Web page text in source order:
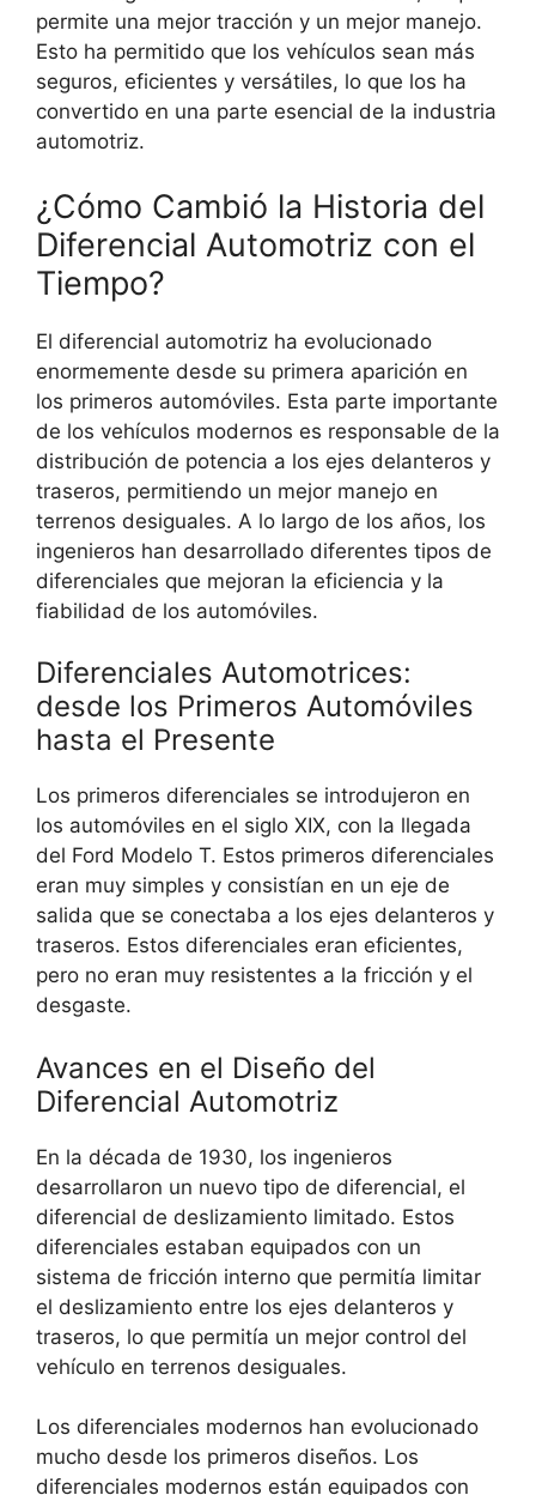
permite una mejor tracción y un mejor manejo.
Esto ha permitido que los vehículos sean más
seguros, eficientes y versátiles, lo que los ha
convertido en una parte esencial de la industria
automotriz.
¿Cómo Cambió la Historia del
Diferencial Automotriz con el
Tiempo?
El diferencial automotriz ha evolucionado
enormemente desde su primera aparición en
los primeros automóviles. Esta parte importante
de los vehículos modernos es responsable de la
distribución de potencia a los ejes delanteros y
traseros, permitiendo un mejor manejo en
terrenos desiguales. A lo largo de los años, los
ingenieros han desarrollado diferentes tipos de
diferenciales que mejoran la eficiencia y la
fiabilidad de los automóviles.
Diferenciales Automotrices:
desde los Primeros Automóviles
hasta el Presente
Los primeros diferenciales se introdujeron en
los automóviles en el siglo XIX, con la llegada
del Ford Modelo T. Estos primeros diferenciales
eran muy simples y consistían en un eje de
salida que se conectaba a los ejes delanteros y
traseros. Estos diferenciales eran eficientes,
pero no eran muy resistentes a la fricción y el
desgaste.
Avances en el Diseño del
Diferencial Automotriz
En la década de 1930, los ingenieros
desarrollaron un nuevo tipo de diferencial, el
diferencial de deslizamiento limitado. Estos
diferenciales estaban equipados con un
sistema de fricción interno que permitía limitar
el deslizamiento entre los ejes delanteros y
traseros, lo que permitía un mejor control del
vehículo en terrenos desiguales.
Los diferenciales modernos han evolucionado
mucho desde los primeros diseños. Los
diferenciales modernos están equipados con